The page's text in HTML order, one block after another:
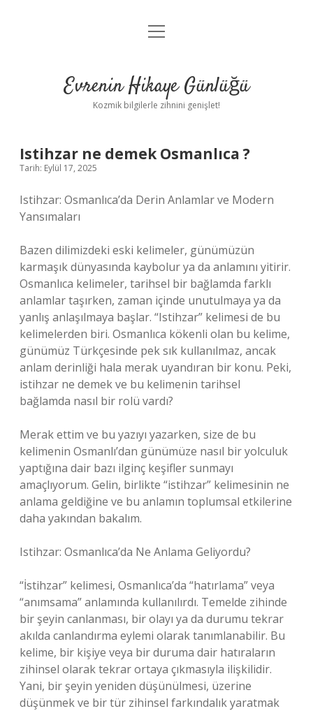
Anasayfa
Yasal Uyarı
menüyü
Evrenin Hikaye Günlüğü
Kozmik bilgilerle zihnini genişlet!
Istihzar ne demek Osmanlıca ?
Tarih: Eylül 17, 2025
Istihzar: Osmanlıca’da Derin Anlamlar ve Modern
Yansımaları
Bazen dilimizdeki eski kelimeler, günümüzün
karmaşık dünyasında kaybolur ya da anlamını yitirir.
Osmanlıca kelimeler, tarihsel bir bağlamda farklı
anlamlar taşırken, zaman içinde unutulmaya ya da
yanlış anlaşılmaya başlar. “Istihzar” kelimesi de bu
kelimelerden biri. Osmanlıca kökenli olan bu kelime,
günümüz Türkçesinde pek sık kullanılmaz, ancak
anlam derinliği hala merak uyandıran bir konu. Peki,
istihzar ne demek ve bu kelimenin tarihsel
bağlamda nasıl bir rolü vardı?
Merak ettim ve bu yazıyı yazarken, size de bu
kelimenin Osmanlı’dan günümüze nasıl bir yolculuk
yaptığına dair bazı ilginç keşifler sunmayı
amaçlıyorum. Gelin, birlikte “istihzar” kelimesinin ne
anlama geldiğine ve bu anlamın toplumsal etkilerine
daha yakından bakalım.
Istihzar: Osmanlıca’da Ne Anlama Geliyordu?
“İstihzar” kelimesi, Osmanlıca’da “hatırlama” veya
“anımsama” anlamında kullanılırdı. Temelde zihinde
bir şeyin canlanması, bir olayı ya da durumu tekrar
akılda canlandırma eylemi olarak tanımlanabilir. Bu
kelime, bir kişiye veya bir duruma dair hatıraların
zihinsel olarak tekrar ortaya çıkmasıyla ilişkilidir.
Yani, bir şeyin yeniden düşünülmesi, üzerine
düşünmek ve bir tür zihinsel farkındalık yaratmak